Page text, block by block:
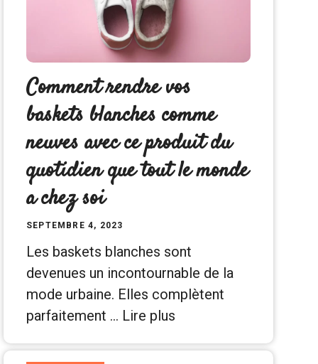
Comment rendre vos
baskets blanches comme
neuves avec ce produit du
quotidien que tout le monde
a chez soi
SEPTEMBRE 4, 2023
Les baskets blanches sont
devenues un incontournable de la
mode urbaine. Elles complètent
parfaitement … Lire plus